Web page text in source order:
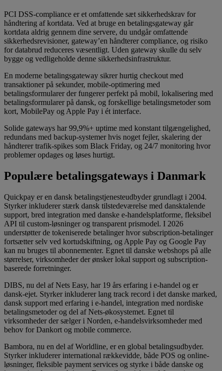
PCI DSS-compliance er et omfattende sæt sikkerhedskrav for
håndtering af kortdata. Ved at bruge en betalingsgateway går
kortdata aldrig gennem dine servere, du undgår omfattende
sikkerhedsrevisioner, gateway’en håndterer compliance, og risiko
for databrud reduceres væsentligt. Uden gateway skulle du selv
bygge og vedligeholde denne sikkerhedsinfrastruktur.
En moderne betalingsgateway sikrer hurtig checkout med
transaktioner på sekunder, mobile-optimering med
betalingsformularer der fungerer perfekt på mobil, lokalisering med
betalingsformularer på dansk, og forskellige betalingsmetoder som
kort, MobilePay og Apple Pay i ét interface.
Solide gateways har 99,9%+ uptime med konstant tilgængelighed,
redundans med backup-systemer hvis noget fejler, skalering der
håndterer trafik-spikes som Black Friday, og 24/7 monitoring hvor
problemer opdages og løses hurtigt.
Populære betalingsgateways i Danmark
Quickpay er en dansk betalingstjenesteudbyder grundlagt i 2004.
Styrker inkluderer stærk dansk tilstedeværelse med dansktalende
support, bred integration med danske e-handelsplatforme, fleksibel
API til custom-løsninger og transparent prismodel. I 2026
understøtter de tokeniserede betalinger hvor subscription-betalinger
fortsætter selv ved kortudskiftning, og Apple Pay og Google Pay
kan nu bruges til abonnementer. Egnet til danske webshops på alle
størrelser, virksomheder der ønsker lokal support og subscription-
baserede forretninger.
DIBS, nu del af Nets Easy, har 19 års erfaring i e-handel og er
dansk-ejet. Styrker inkluderer lang track record i det danske marked,
dansk support med erfaring i e-handel, integration med nordiske
betalingsmetoder og del af Nets-økosystemet. Egnet til
virksomheder der sælger i Norden, e-handelsvirksomheder med
behov for Dankort og mobile commerce.
Bambora, nu en del af Worldline, er en global betalingsudbyder.
Styrker inkluderer international rækkevidde, både POS og online-
løsninger, fleksible payment services og styrke i både danske og